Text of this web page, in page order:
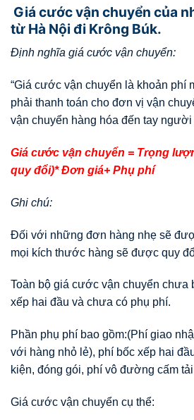
Giá cước vận chuyển của
từ Hà Nội đi Krông Búk.
Định nghĩa giá cước vận chuyển:
“Giá cước vận chuyển là khoản phí
phải thanh toán cho đơn vị vận
vận chuyển hàng hóa đến tay người
Giá cước vận chuyển = Trọng
quy đổi)* Đơn giá+ Phụ phí
Ghi chú:
Đối với những đơn hàng nhẹ sẽ
mọi kích thước hàng sẽ được quy
Toàn bộ giá cước vận chuyển chưa
xếp hai đầu và chưa có phụ phí.
Phần phụ phí bao gồm:(Phí giao
với hàng nhỏ lẻ), phí bốc xếp hai
kiện, đóng gói, phí vô đường cấm
Giá cước vận chuyển cụ thể: